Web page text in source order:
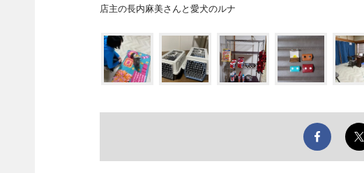
店主の長内麻美さんと愛犬のルナ